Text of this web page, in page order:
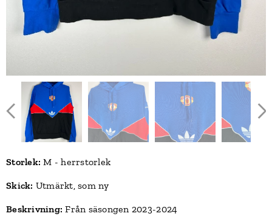
Storlek: M - herrstorlek
Skick: Utmärkt, som ny
Beskrivning: Från säsongen 2023-2024